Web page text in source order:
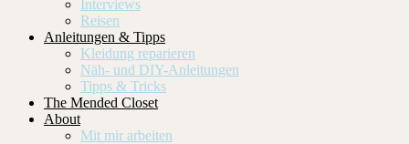
Interviews
Reisen
Anleitungen & Tipps
Kleidung reparieren
Näh- und DIY-Anleitungen
Tipps & Tricks
The Mended Closet
About
Mit mir arbeiten